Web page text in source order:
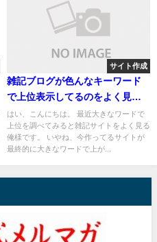
サイト作成
雑記ブログが色んなキーワード
で上位表示してるのをよく見る
ので新しい実験を開始
はい、こんにちは。 最近大きなワードで
上位を調べてみると雑記サイトをよく見る
俺様です。 いやね、今作ってるサイトが
最終的に大きなワードで上が...